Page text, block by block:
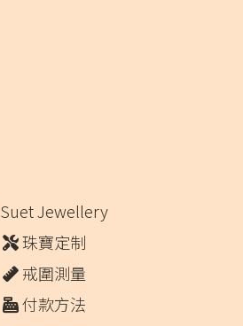
Suet Jewellery
珠寶定制
戒圍測量
付款方法